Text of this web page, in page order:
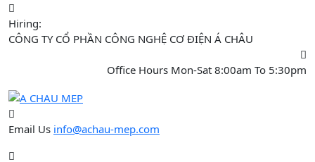
Skip
content
Hiring:
CÔNG TY CỔ PHẦN CÔNG NGHỆ CƠ ĐIỆN Á CHÂU
Office Hours Mon-Sat 8:00am To 5:30pm
A CHAU MEP
Email Us info@achau-mep.com